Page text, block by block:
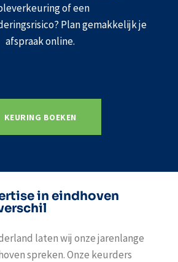
of een
Plan gemakkelijk je
afspraak online.
KEURING BOEKEN
in eindhoven
laten wij onze jarenlange
spreken. Onze keurders